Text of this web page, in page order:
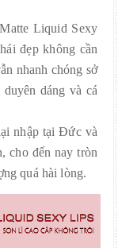
Liquid Sexy
đẹp không cần
nhanh chóng sở
dáng và cá
nhập tại Đức và
cho đến nay tròn
quá hài lòng.